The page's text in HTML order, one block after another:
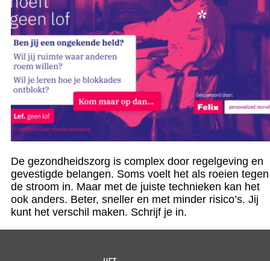
De gezondheidszorg is complex door regelgeving en
gevestigde belangen. Soms voelt het als roeien tegen
de stroom in. Maar met de juiste technieken kan het
ook anders. Beter, sneller en met minder risico’s. Jij
kunt het verschil maken. Schrijf je in.